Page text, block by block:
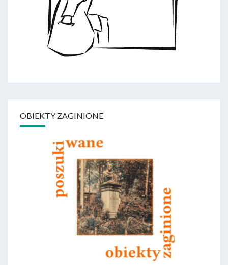
OBIEKTY ZAGINIONE